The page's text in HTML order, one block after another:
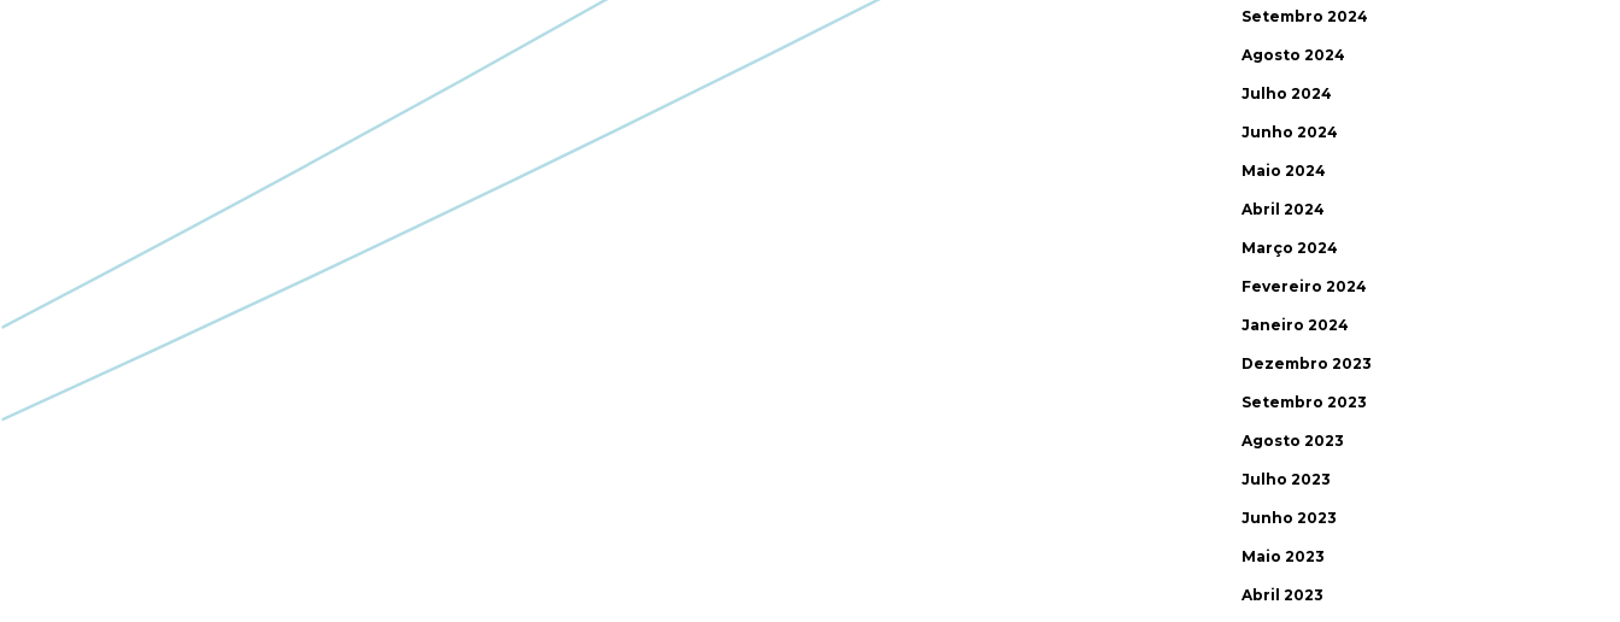
Setembro 2024
Agosto 2024
Julho 2024
Junho 2024
Maio 2024
Abril 2024
Março 2024
Fevereiro 2024
Janeiro 2024
Dezembro 2023
Setembro 2023
Agosto 2023
Julho 2023
Junho 2023
Maio 2023
Abril 2023